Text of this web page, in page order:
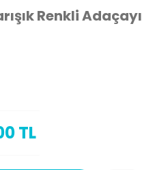
Renkli Adaçayı
TL